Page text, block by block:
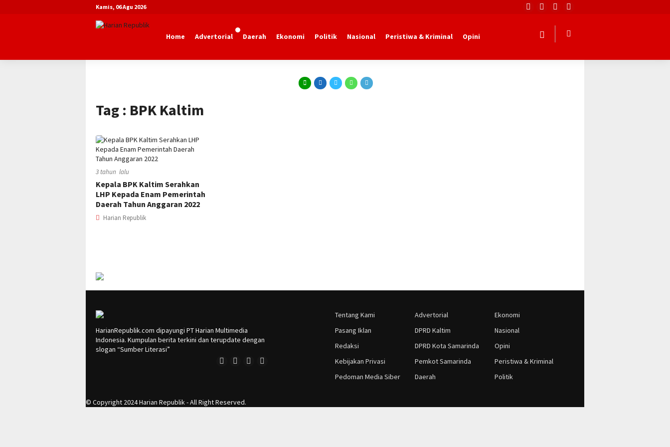
Kamis, 06 Agu 2026
Home Advertorial Daerah Ekonomi Politik Nasional Peristiwa & Kriminal Opini
Tag : BPK Kaltim
3 tahun lalu
Kepala BPK Kaltim Serahkan
LHP Kepada Enam Pemerintah
Daerah Tahun Anggaran 2022
Harian Republik
Tentang Kami
Pasang Iklan
Redaksi
Kebijakan Privasi
Pedoman Media Siber
Advertorial
DPRD Kaltim
DPRD Kota Samarinda
Pemkot Samarinda
Daerah
Ekonomi
Nasional
Opini
Peristiwa & Kriminal
Politik
HarianRepublik.com dipayungi PT Harian Multimedia
Indonesia. Kumpulan berita terkini dan terupdate dengan
slogan “Sumber Literasi”
© Copyright 2024 Harian Republik - All Right Reserved.